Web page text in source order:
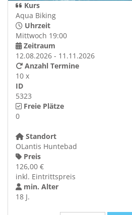
Kurs
Aqua Biking
Uhrzeit
Mittwoch 19:00
Zeitraum
12.08.2026 - 11.11.2026
Anzahl Termine
10 x
ID
5323
Freie Plätze
0
Standort
OLantis Huntebad
Preis
126,00 €
inkl. Eintrittspreis
min. Alter
18 J.